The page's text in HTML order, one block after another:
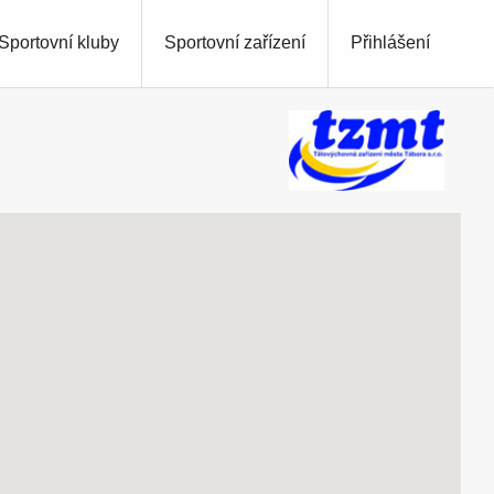
Přihlášení
Sportovní kluby Sportovní zařízení